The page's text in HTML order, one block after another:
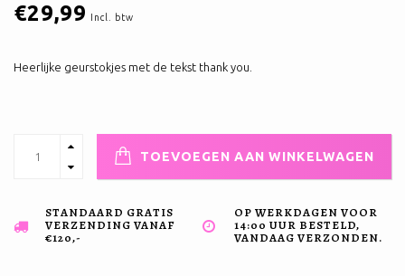
€29,99 Incl. btw
Heerlijke geurstokjes met de tekst thank you.
TOEVOEGEN AAN WINKELWAGEN
STANDAARD GRATIS
VERZENDING VANAF
€120,-
OP WERKDAGEN VOOR
14:00 UUR BESTELD,
VANDAAG VERZONDEN.